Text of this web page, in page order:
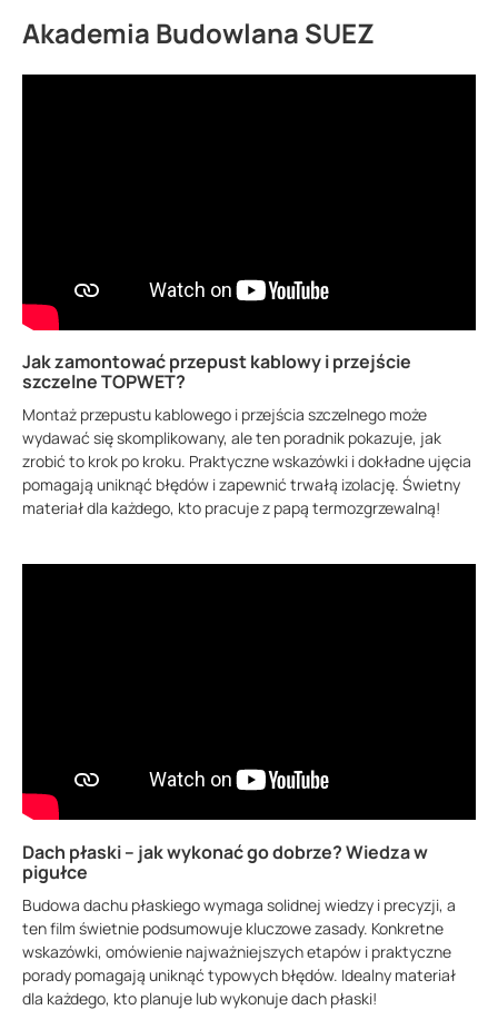
Akademia Budowlana SUEZ
Jak zamontować przepust kablowy i przejście
szczelne TOPWET?
Montaż przepustu kablowego i przejścia szczelnego może
wydawać się skomplikowany, ale ten poradnik pokazuje, jak
zrobić to krok po kroku. Praktyczne wskazówki i dokładne ujęcia
pomagają uniknąć błędów i zapewnić trwałą izolację. Świetny
materiał dla każdego, kto pracuje z papą termozgrzewalną!
Dach płaski – jak wykonać go dobrze? Wiedza w
pigułce
Budowa dachu płaskiego wymaga solidnej wiedzy i precyzji, a
ten film świetnie podsumowuje kluczowe zasady. Konkretne
wskazówki, omówienie najważniejszych etapów i praktyczne
porady pomagają uniknąć typowych błędów. Idealny materiał
dla każdego, kto planuje lub wykonuje dach płaski!